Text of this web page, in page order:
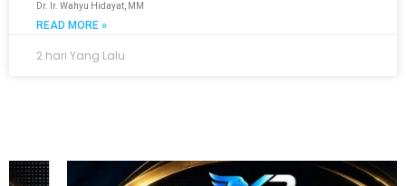
Dr. Ir. Wahyu Hidayat, MM
READ MORE »
2 hari Yang Lalu